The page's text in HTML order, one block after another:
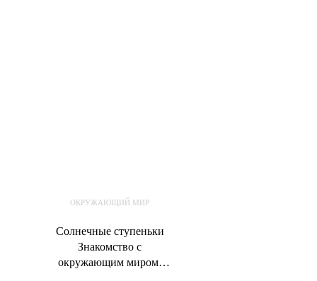
ОКРУЖАЮЩИЙ МИР
Солнечные ступеньки
Знакомство с
окружающим миром.